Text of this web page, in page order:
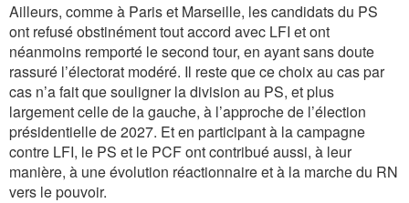
Ailleurs, comme à Paris et Marseille, les candidats du PS
ont refusé obstinément tout accord avec LFI et ont
néanmoins remporté le second tour, en ayant sans doute
rassuré l’électorat modéré. Il reste que ce choix au cas par
cas n’a fait que souligner la division au PS, et plus
largement celle de la gauche, à l’approche de l’élection
présidentielle de 2027. Et en participant à la campagne
contre LFI, le PS et le PCF ont contribué aussi, à leur
manière, à une évolution réactionnaire et à la marche du RN
vers le pouvoir.